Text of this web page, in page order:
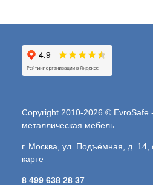
Copyright 2010-2026 ©
металлическая мебель
г. Москва, ул. Подъёмная, д. 14,
карте
8 499 638 28 37